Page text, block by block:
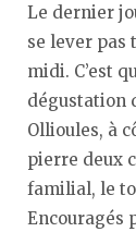
Le dernier
se lever pas
midi. C’est
dégustation
Ollioules, à
pierre deux
familial, le
Encouragés